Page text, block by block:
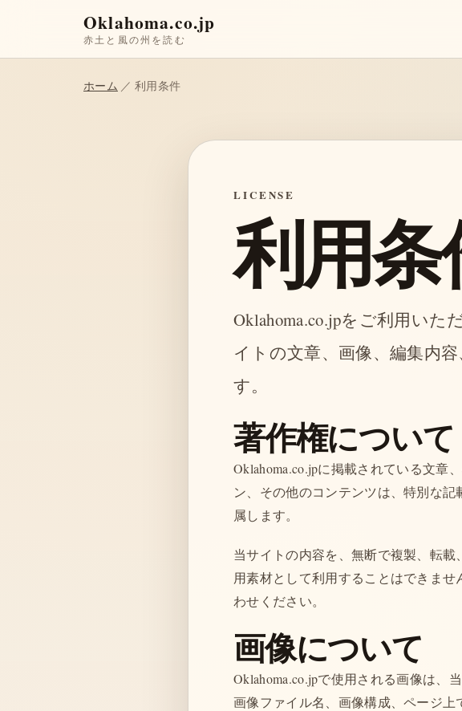
Oklahoma.co.jp
赤土と風の州を読む
ホーム ／ 利用条件
LICENSE
利用
Oklahoma.co.jpをご利用い
イトの文章、画像、編集内
す。
著作権について
Oklahoma.co.jpに掲載されている文章
ン、その他のコンテンツは、特別な記
属します。
当サイトの内容を、無断で複製、転
用素材として利用することはできま
わせください。
画像について
Oklahoma.co.jpで使用される画像は、
画像ファイル名、画像構成、ページ上